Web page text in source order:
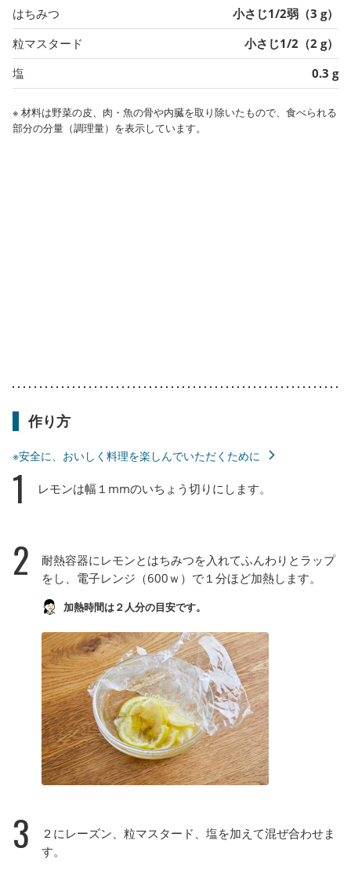
はちみつ
小さじ1/2弱（3 g）
粒マスタード
小さじ1/2（2 g）
塩
0.3 g
※ 材料は野菜の皮、肉・魚の骨や内臓を取り除いたもので、食べられる
部分の分量（調理量）を表示しています。
作り方
※安全に、おいしく料理を楽しんでいただくために
1 レモンは幅１mmのいちょう切りにします。
2
耐熱容器にレモンとはちみつを入れてふんわりとラップ
をし、電子レンジ（600ｗ）で１分ほど加熱します。
加熱時間は２人分の目安です。
3
２にレーズン、粒マスタード、塩を加えて混ぜ合わせま
す。